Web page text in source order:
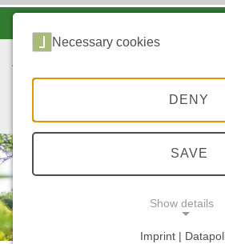
©
Necessary cookies
DENY
SAVE
Show details
Imprint |